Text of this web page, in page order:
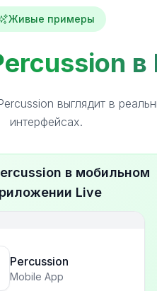
Живые примеры
в
выглядит в
интерфейсах.
в мобильном
Live
Percussion
Mobile App